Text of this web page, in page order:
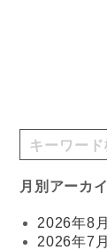
月別アーカ
2026年8月
2026年7月